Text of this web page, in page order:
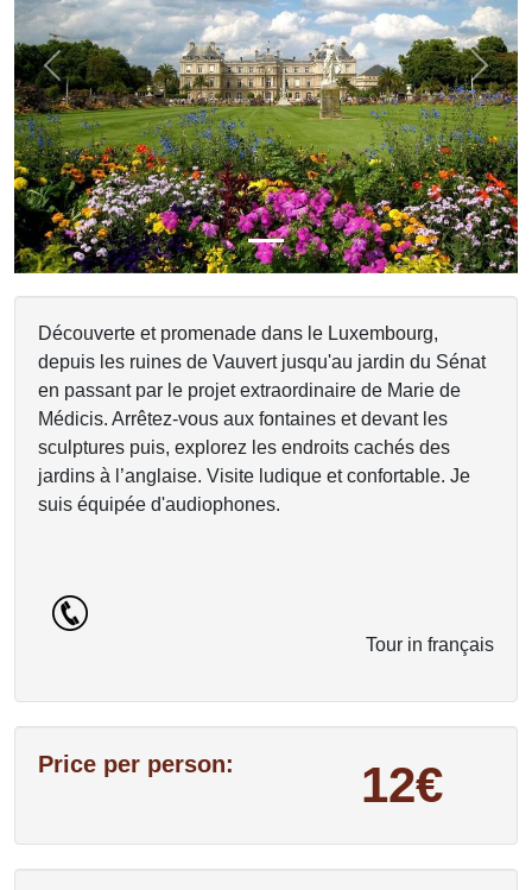
Previous Next
Découverte et promenade dans le Luxembourg,
depuis les ruines de Vauvert jusqu'au jardin du Sénat
en passant par le projet extraordinaire de Marie de
Médicis. Arrêtez-vous aux fontaines et devant les
sculptures puis, explorez les endroits cachés des
jardins à l’anglaise. Visite ludique et confortable. Je
suis équipée d'audiophones.
Tour in français
Price per person: 12€